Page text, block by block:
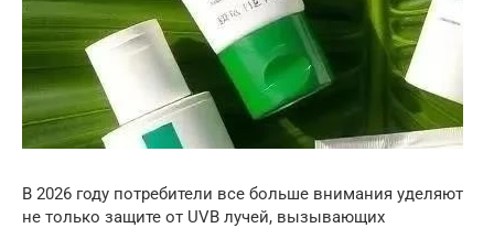
В 2026 году потребители все больше внимания уделяют
не только защите от UVB лучей, вызывающих